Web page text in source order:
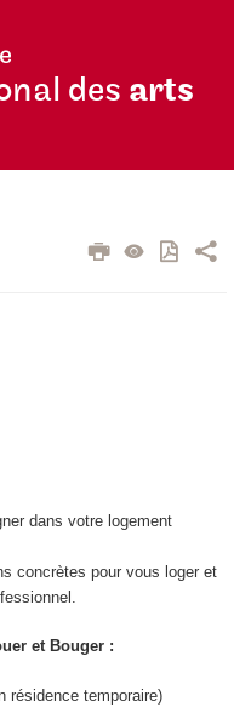
des arts
dans votre logement
concrètes pour vous loger et
et Bouger :
résidence temporaire)